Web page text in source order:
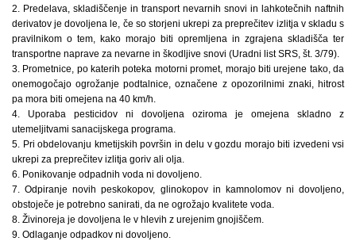
2. Predelava, skladiščenje in transport nevarnih snovi in lahkotečnih naftnih
derivatov je dovoljena le, če so storjeni ukrepi za preprečitev izlitja v skladu s
pravilnikom o tem, kako morajo biti opremljena in zgrajena skladišča ter
transportne naprave za nevarne in škodljive snovi (Uradni list SRS, št. 3/79).
3. Prometnice, po katerih poteka motorni promet, morajo biti urejene tako, da
onemogočajo ogrožanje podtalnice, označene z opozorilnimi znaki, hitrost
pa mora biti omejena na 40 km/h.
4. Uporaba pesticidov ni dovoljena oziroma je omejena skladno z
utemeljitvami sanacijskega programa.
5. Pri obdelovanju kmetijskih površin in delu v gozdu morajo biti izvedeni vsi
ukrepi za preprečitev izlitja goriv ali olja.
6. Ponikovanje odpadnih voda ni dovoljeno.
7. Odpiranje novih peskokopov, glinokopov in kamnolomov ni dovoljeno,
obstoječe je potrebno sanirati, da ne ogrožajo kvalitete voda.
8. Živinoreja je dovoljena le v hlevih z urejenim gnojiščem.
9. Odlaganje odpadkov ni dovoljeno.